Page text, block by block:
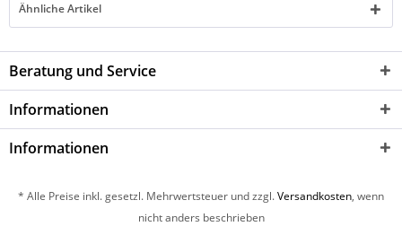
Ähnliche Artikel
Beratung und Service
Informationen
Informationen
* Alle Preise inkl. gesetzl. Mehrwertsteuer und zzgl.Versandkosten, wenn
nicht anders beschrieben